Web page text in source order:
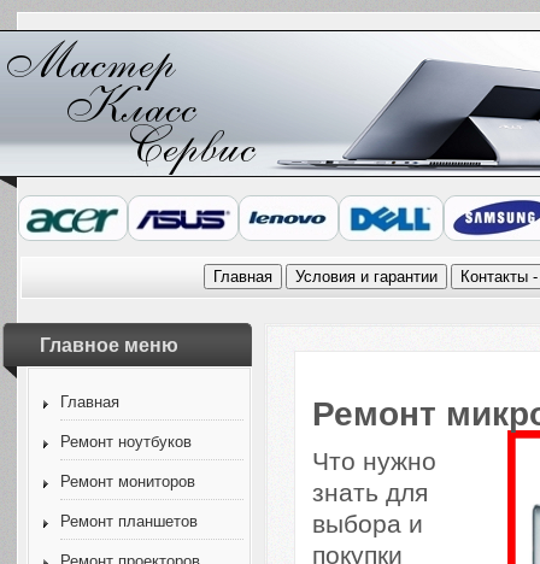
Главное меню
Главная
Ремонт ноутбуков
Ремонт мониторов
Ремонт планшетов
Ремонт
Что нужно
знать для
выбора и
покупки